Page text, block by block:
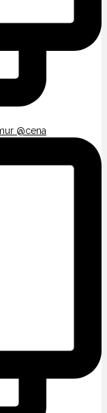
@cena